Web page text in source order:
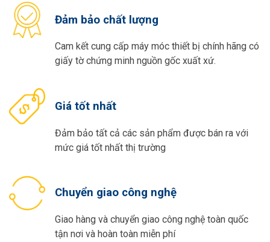
Đảm bảo chất lượng
Cam kết cung cấp máy móc thiết bị chính hãng có
giấy tờ chứng minh nguồn gốc xuất xứ.
Giá tốt nhất
Đảm bảo tất cả các sản phẩm được bán ra với
mức giá tốt nhất thị trường
Chuyển giao công nghệ
Giao hàng và chuyển giao công nghệ toàn quốc
tận nơi và hoàn toàn miễn phí